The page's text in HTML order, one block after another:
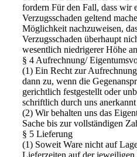
fordern Für den Fall, dass wir
Verzugsschaden geltend
Möglichkeit nachzuweisen,
Verzugsschaden überhaupt
wesentlich niedrigerer Höhe
§ 4 Aufrechnung/
(1) Ein Recht zur
dann zu, wenn die
gerichtlich festgestellt oder
schriftlich durch uns
(2) Wir behalten uns das
Sache bis zur vollständigen
§ 5 Lieferung
(1) Soweit Ware nicht auf
Lieferzeiten auf der